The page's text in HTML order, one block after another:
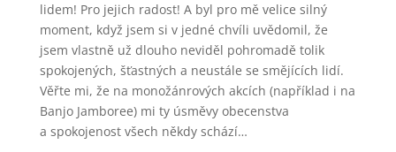
lidem! Pro jejich radost! A byl pro mě velice silný
moment, když jsem si v jedné chvíli uvědomil, že
jsem vlastně už dlouho neviděl pohromadě tolik
spokojených, šťastných a neustále se smějících lidí.
Věřte mi, že na monožánrových akcích (například i na
Banjo Jamboree) mi ty úsměvy obecenstva
a spokojenost všech někdy schází…